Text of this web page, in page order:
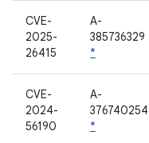
CVE-
2025-
26415
A-
385736329
*
CVE-
2024-
56190
A-
376740254
*